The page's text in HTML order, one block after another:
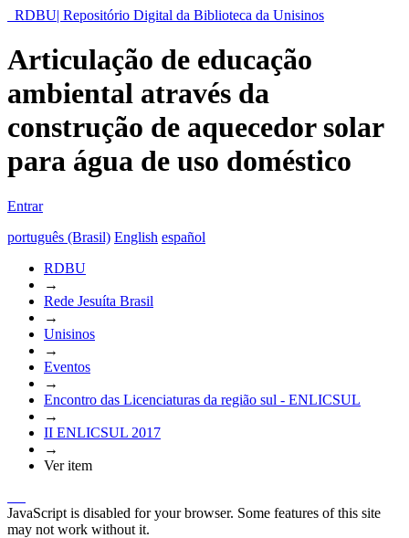
RDBU| Repositório Digital da Biblioteca da Unisinos
Articulação de educação
ambiental através da
construção de aquecedor solar
para água de uso doméstico
Entrar
português (Brasil) English español
RDBU
→
Rede Jesuíta Brasil
→
Unisinos
→
Eventos
→
Encontro das Licenciaturas da região sul - ENLICSUL
→
II ENLICSUL 2017
→
Ver item
JavaScript is disabled for your browser. Some features of this site
may not work without it.